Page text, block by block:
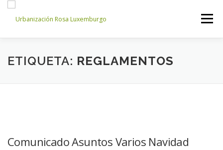
contenido
Menú
INICIO NOSOTROS NOTICIAS CONTACTO
ETIQUETA: REGLAMENTOS
Comunicado Asuntos Varios Navidad